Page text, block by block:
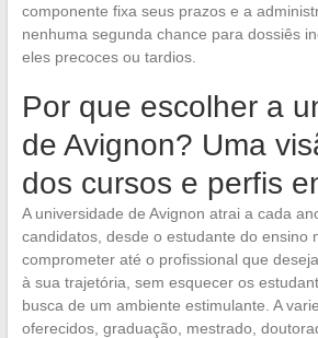
componente fixa seus prazos e a
nenhuma segunda chance para dossiês
eles precoces ou tardios.
Por que escolher a
de Avignon? Uma
dos cursos e perfis
A universidade de Avignon atrai a cada
candidatos, desde o estudante do ensino
comprometer até o profissional que
à sua trajetória, sem esquecer os
busca de um ambiente estimulante. A
oferecidos, graduação, mestrado,